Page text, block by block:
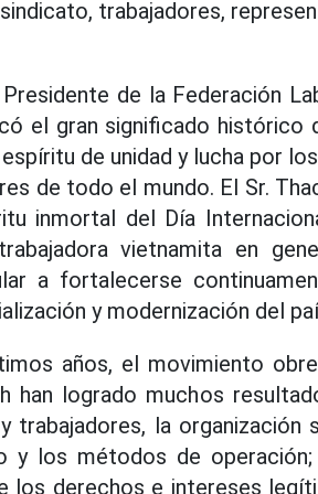
trabajadores,
de la Federación
el gran significado histórico
de unidad y lucha por
de todo el mundo. El Sr.
inmortal del Día
vietnamita en
a fortalecerse
y modernización del
años, el movimiento
han logrado muchos
la organización
y los métodos de
los derechos e intereses